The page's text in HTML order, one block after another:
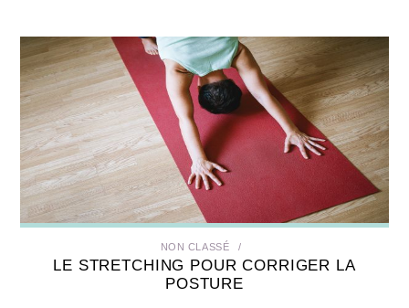
NON CLASSÉ
LE STRETCHING POUR CORRIGER LA
POSTURE